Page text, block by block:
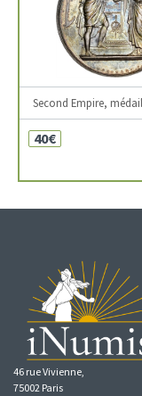
Second Empire,
40€
46 rue Vivienne,
75002 Paris